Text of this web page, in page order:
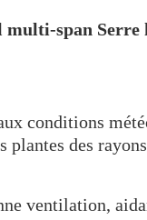
span Serre
conditions
des
ventilation,